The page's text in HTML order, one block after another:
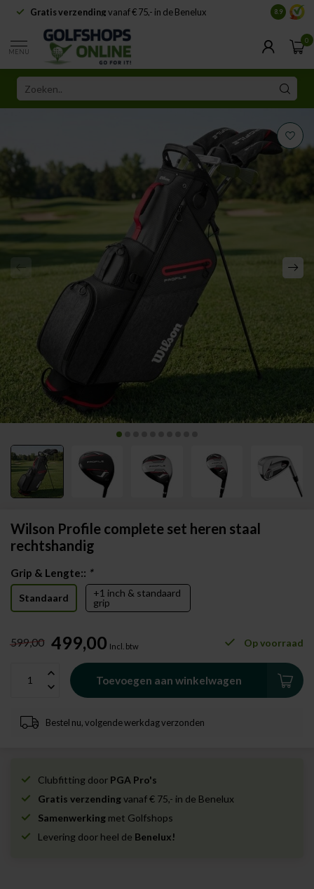
Gratis verzendingvanaf € 75,- in de Benelux 8.9
MENU
0
Wilson Profile complete set heren staal
rechtshandig
Grip & Lengte:: *
Standaard
+1 inch & standaard
grip
599,00 499,00 Incl. btw Op voorraad
Toevoegen aan winkelwagen
Bestel nu, volgende werkdag verzonden
Clubfitting door PGA Pro's
Gratis verzendingvanaf € 75,- in de Benelux
Samenwerking met Golfshops
Levering door heel de Benelux!